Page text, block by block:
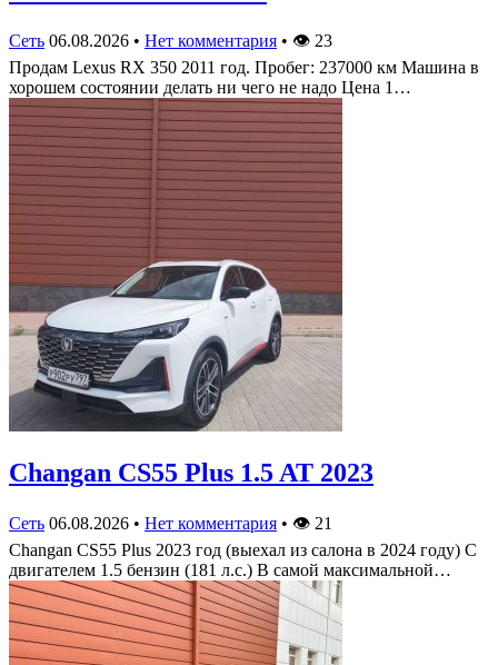
Сеть 06.08.2026 • Нет комментария • 👁 23
Продам Lexus RX 350 2011 год. Пробег: 237000 км Машина в
хорошем состоянии делать ни чего не надо Цена 1…
Changan CS55 Plus 1.5 AT 2023
Сеть 06.08.2026 • Нет комментария • 👁 21
Changan CS55 Plus 2023 год (выехал из салона в 2024 году) С
двигателем 1.5 бензин (181 л.с.) В самой максимальной…